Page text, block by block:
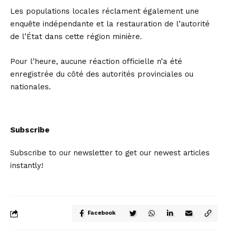
Les populations locales réclament également une
enquête indépendante et la restauration de l’autorité
de l’État dans cette région minière.
Pour l’heure, aucune réaction officielle n’a été
enregistrée du côté des autorités provinciales ou
nationales.
Subscribe
Subscribe to our newsletter to get our newest articles
instantly!
Facebook